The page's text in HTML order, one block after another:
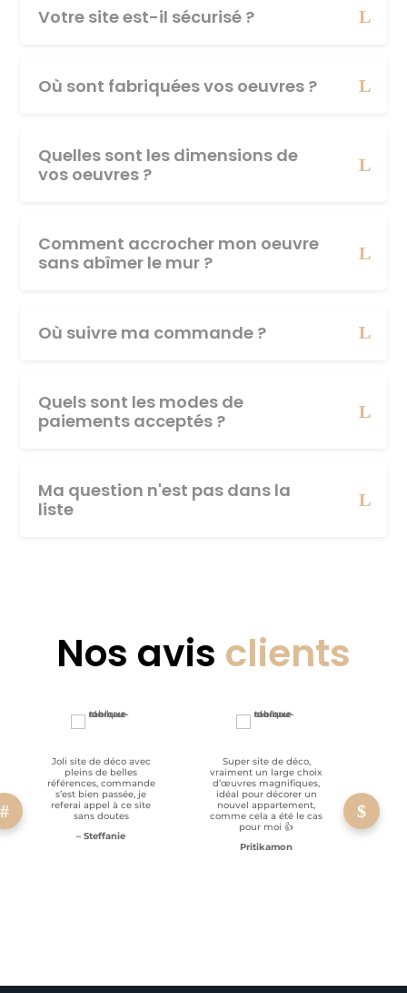
Votre site est-il sécurisé ?
Où sont fabriquées vos oeuvres ?
Quelles sont les dimensions de
vos oeuvres ?
Comment accrocher mon oeuvre
sans abîmer le mur ?
Où suivre ma commande ?
Quels sont les modes de
paiements acceptés ?
Ma question n'est pas dans la
liste
Nos avis clients
Joli site de déco avec
pleins de belles
références, commande
s’est bien passée, je
referai appel à ce site
sans doutes
– Steffanie
Super site de déco,
vraiment un large choix
d’œuvres magnifiques,
idéal pour décorer un
nouvel appartement,
comme cela a été le cas
pour moi 👍
Pritikamon